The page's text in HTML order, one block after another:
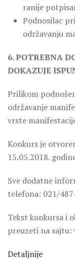
ranije
Podnosilac
održavanju
6. POTREBNA
DOKAZUJE
Prilikom
održavanje
vrste
Konkurs je
15.05.2018.
Sve dodatne
telefona: 021/
Tekst konkursa i
preuzeti na sajtu:
Detaljnije